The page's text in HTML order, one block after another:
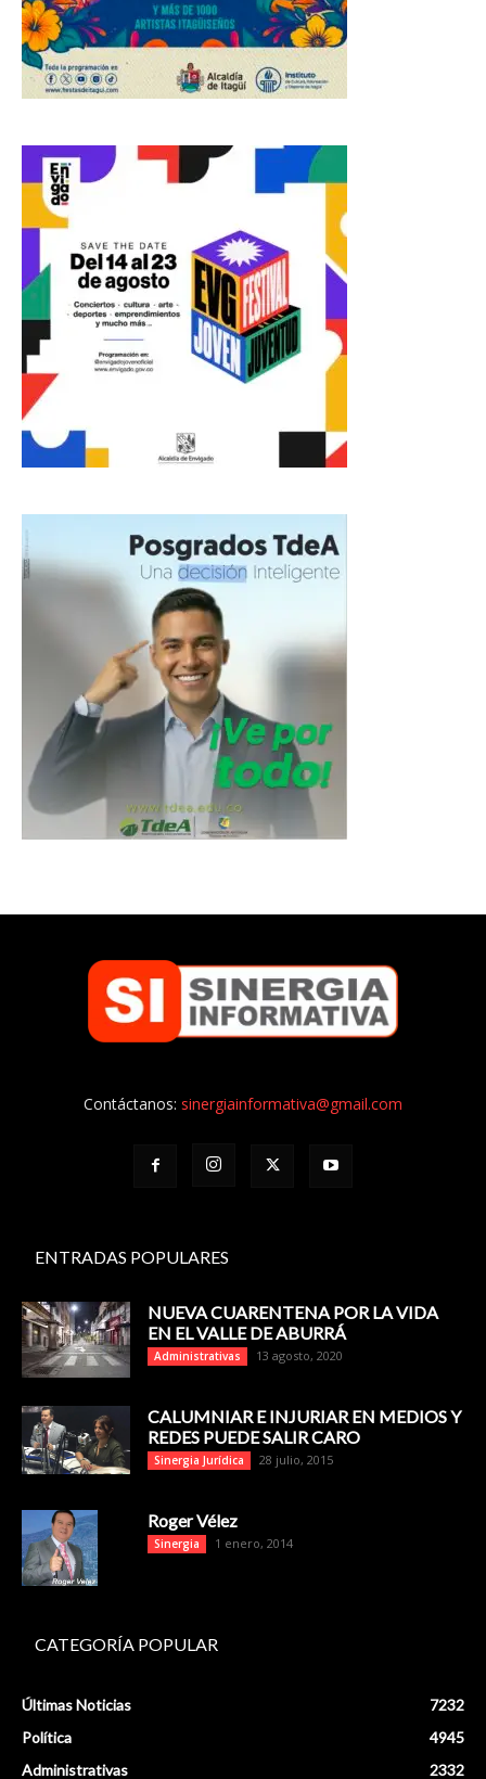
Contáctanos: sinergiainformativa@gmail.com
ENTRADAS POPULARES
NUEVA CUARENTENA POR LA VIDA
EN EL VALLE DE ABURRÁ
Administrativas 13 agosto, 2020
CALUMNIAR E INJURIAR EN MEDIOS Y
REDES PUEDE SALIR CARO
Sinergia Jurídica 28 julio, 2015
Roger Vélez
Sinergia 1 enero, 2014
CATEGORÍA POPULAR
Últimas Noticias
7232
Política
4945
Administrativas
2332